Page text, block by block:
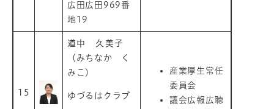
広田広田969番
地19
15
道中 久美子
（みちなか く
みこ）
ゆづるはクラブ
産業厚生常任
委員会
議会広報広聴